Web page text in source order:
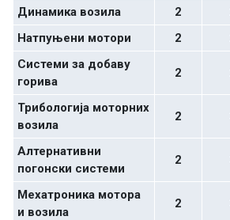
Динамика возила 2
Натпуњени мотори
2
Системи за добаву
горива
2
Трибологија моторних
возила
2
Aлтернативни
погонски системи
2
Мехатроника мотора
и возила
2